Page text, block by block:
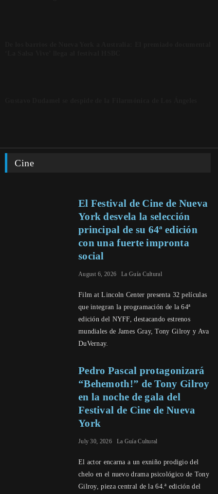
Cine
El Festival de Cine de Nueva
York desvela la selección
principal de su 64ª edición
con una fuerte impronta
social
August 6, 2026 La Guía Cultural
Film at Lincoln Center presenta 32 películas
que integran la programación de la 64ª
edición del NYFF, destacando estrenos
mundiales de James Gray, Tony Gilroy y Ava
DuVernay.
Pedro Pascal protagonizará
“Behemoth!” de Tony Gilroy
en la noche de gala del
Festival de Cine de Nueva
York
July 30, 2026 La Guía Cultural
El actor encarna a un exniño prodigio del
chelo en el nuevo drama psicológico de Tony
Gilroy, pieza central de la 64.ª edición del